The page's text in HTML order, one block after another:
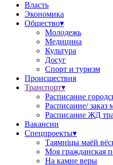
Власть
Экономика
Общество▾
Молодежь
Медицина
Культура
Досуг
Спорт и туризм
Происшествия
Транспорт▾
Расписание
Расписание/ заказ
Расписание ЖД
Вакансии
Спецпроекты▾
Таямніцы маёй
Моя гражданская
На камне веры